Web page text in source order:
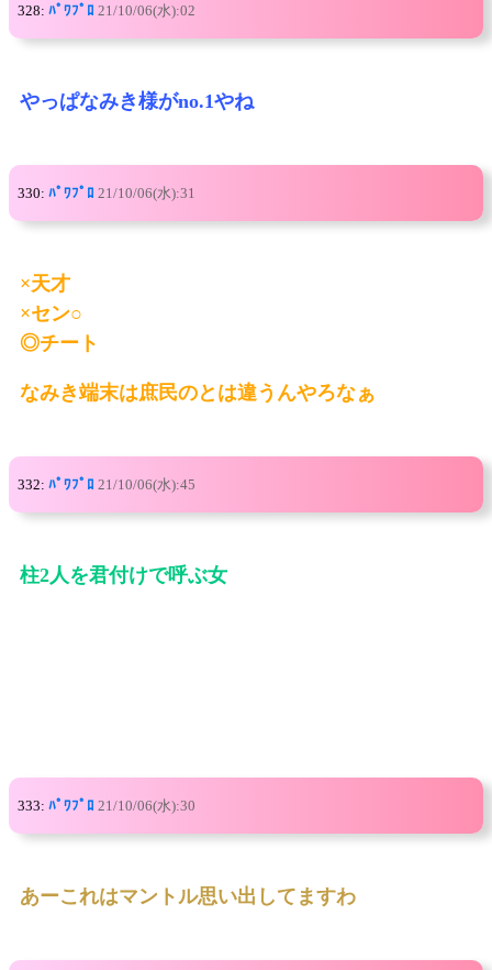
328: ﾊﾟﾜﾌﾟﾛ 21/10/06(水):02
やっぱなみき様がno.1やね
330: ﾊﾟﾜﾌﾟﾛ 21/10/06(水):31
×天才
×セン○
◎チート
なみき端末は庶民のとは違うんやろなぁ
332: ﾊﾟﾜﾌﾟﾛ 21/10/06(水):45
柱2人を君付けで呼ぶ女
333: ﾊﾟﾜﾌﾟﾛ 21/10/06(水):30
あーこれはマントル思い出してますわ